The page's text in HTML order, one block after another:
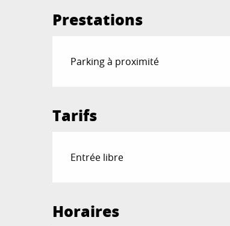
Prestations
Parking à proximité
Tarifs
Entrée libre
Horaires